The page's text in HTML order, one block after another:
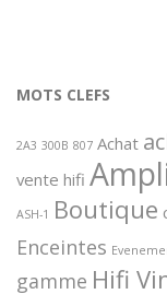
MOTS CLEFS
2A3 300B 807 Achat
vente hifi
ASH-1 Boutique
Enceintes
gamme Hifi